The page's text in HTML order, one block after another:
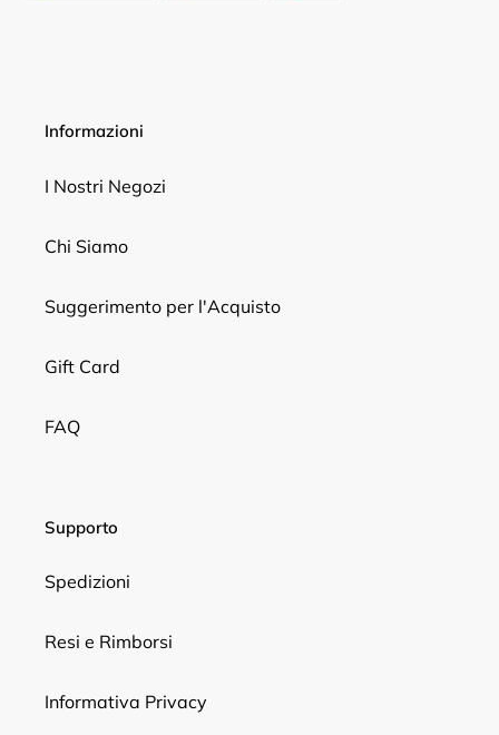
Informazioni
I Nostri Negozi
Chi Siamo
Suggerimento per l'Acquisto
Gift Card
FAQ
Supporto
Spedizioni
Resi e Rimborsi
Informativa Privacy